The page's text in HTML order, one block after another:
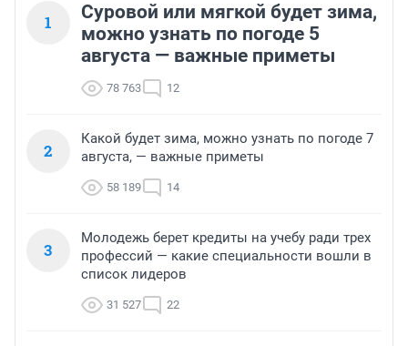
1
Суровой или мягкой будет зима,
можно узнать по погоде 5
августа — важные приметы
78 763 12
2
Какой будет зима, можно узнать по погоде 7
августа, — важные приметы
58 189 14
3
Молодежь берет кредиты на учебу ради трех
профессий — какие специальности вошли в
список лидеров
31 527 22